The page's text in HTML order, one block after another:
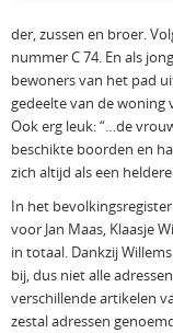
der, zussen en broer.
nummer C 74. En als
bewoners van het pad
gedeelte van de woning
Ook erg leuk: “…de
beschikte boorden en
zich altijd als een
In het
voor Jan Maas, Klaasje
in totaal. Dankzij
bij, dus niet alle
verschillende artikelen
zestal adressen